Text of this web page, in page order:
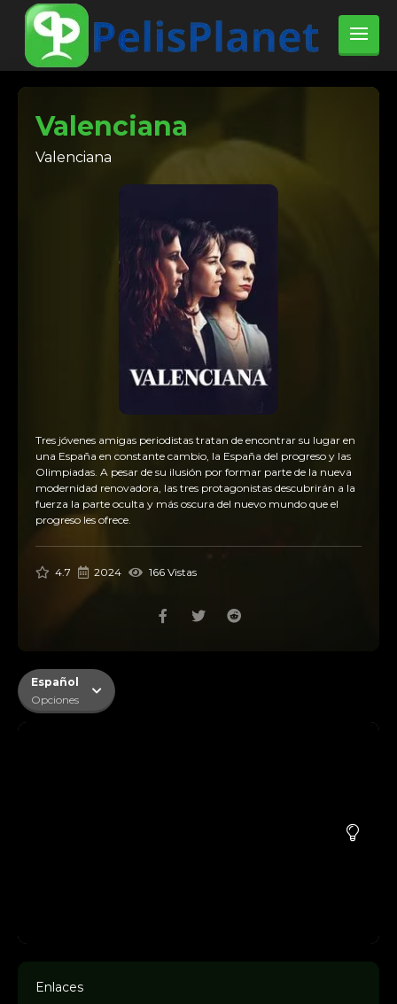
Valenciana
Valenciana
Tres jóvenes amigas periodistas tratan de encontrar su lugar en
una España en constante cambio, la España del progreso y las
Olimpiadas. A pesar de su ilusión por formar parte de la nueva
modernidad renovadora, las tres protagonistas descubrirán a la
fuerza la parte oculta y más oscura del nuevo mundo que el
progreso les ofrece.
4.7 2024 166 Vistas
Español
Opciones
Enlaces